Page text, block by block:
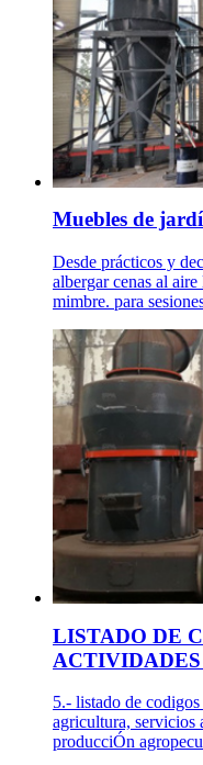
Muebles de
Desde prácticos y
albergar cenas al
mimbre. para
LISTADO DE
ACTIVIDADES
5.- listado de
agricultura, servicios
producciÓn